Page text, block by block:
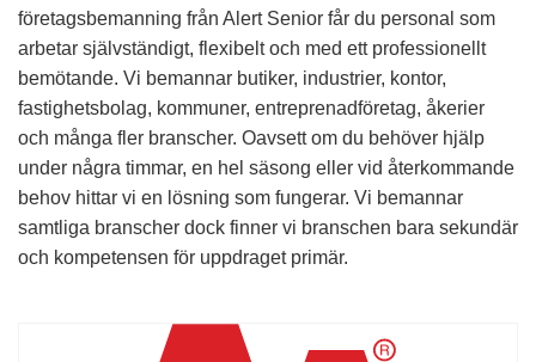
företagsbemanning från Alert Senior får du personal som
arbetar självständigt, flexibelt och med ett professionellt
bemötande. Vi bemannar butiker, industrier, kontor,
fastighetsbolag, kommuner, entreprenadföretag, åkerier
och många fler branscher. Oavsett om du behöver hjälp
under några timmar, en hel säsong eller vid återkommande
behov hittar vi en lösning som fungerar. Vi bemannar
samtliga branscher dock finner vi branschen bara sekundär
och kompetensen för uppdraget primär.